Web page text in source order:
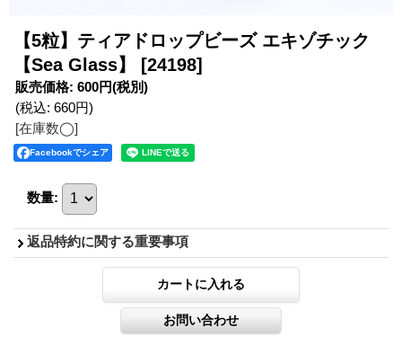
【5粒】ティアドロップビーズ エキゾチック
【Sea Glass】 [24198]
販売価格: 600円(税別)
(税込: 660円)
[在庫数◯]
Facebookでシェア
数量:
返品特約に関する重要事項